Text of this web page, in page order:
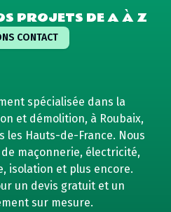
PROJETS DE A À Z
CONTACT
spécialisée dans la
et démolition, à Roubaix,
les Hauts-de-France. Nous
maçonnerie, électricité,
isolation et plus encore.
un devis gratuit et un
sur mesure.